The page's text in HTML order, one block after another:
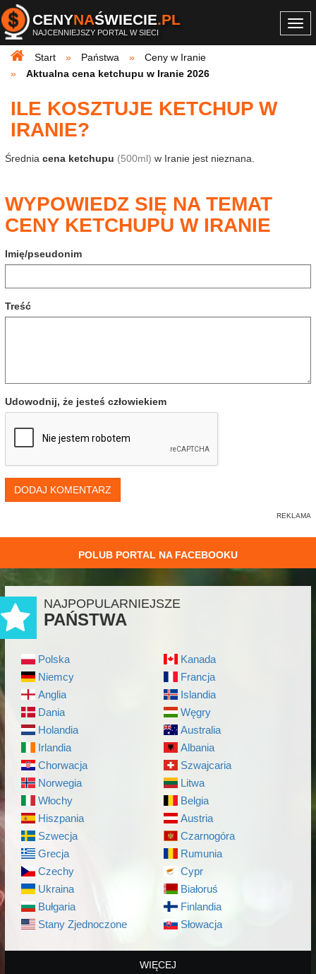
CENYNAŚWIECIE.PL
NAJCENNIEJSZY PORTAL W SIECI
Start
Państwa
Ceny w Iranie
Aktualna cena ketchupu w Iranie 2026
ILE KOSZTUJE KETCHUP W
IRANIE?
Średnia cena ketchupu (500ml) w Iranie jest nieznana.
WYPOWIEDZ SIĘ NA TEMAT
CENY KETCHUPU W IRANIE
Imię/pseudonim
Treść
Udowodnij, że jesteś człowiekiem
DODAJ KOMENTARZ
POLUB PORTAL NA FACEBOOKU
NAJPOPULARNIEJSZE
PAŃSTWA
Polska
Niemcy
Anglia
Dania
Holandia
Irlandia
Chorwacja
Norwegia
Włochy
Hiszpania
Szwecja
Grecja
Czechy
Ukraina
Bułgaria
Stany Zjednoczone
Kanada
Francja
Islandia
Węgry
Australia
Albania
Szwajcaria
Litwa
Belgia
Austria
Czarnogóra
Rumunia
Cypr
Białoruś
Finlandia
Słowacja
WIĘCEJ